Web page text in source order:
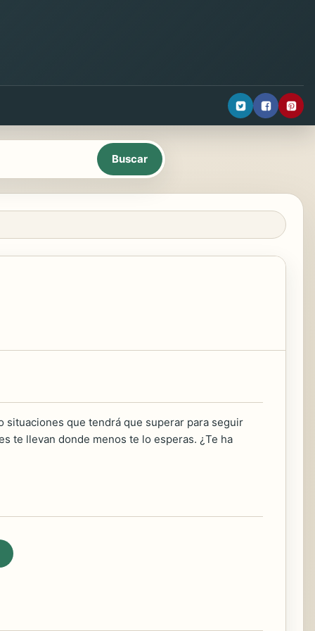
situaciones que tendrá que superar para seguir
te llevan donde menos te lo esperas. ¿Te ha